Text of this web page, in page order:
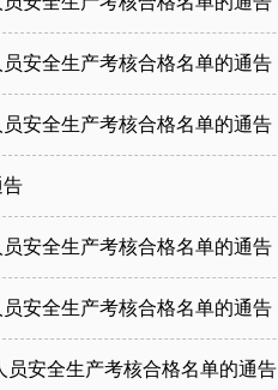
安全生产考核合格名单的通告
安全生产考核合格名单的通告
告
安全生产考核合格名单的通告
安全生产考核合格名单的通告
员安全生产考核合格名单的通告